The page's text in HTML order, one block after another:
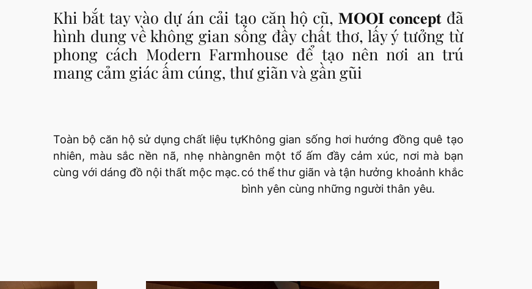
Khi bắt tay vào dự án cải tạo căn hộ cũ, 𝐌𝐎𝐎𝐈 𝐜𝐨𝐧𝐜𝐞𝐩𝐭 đã
hình dung về không gian sống đầy chất thơ, lấy ý tưởng từ
phong cách Modern Farmhouse để tạo nên nơi an trú
mang cảm giác ấm cúng, thư giãn và gần gũi
Toàn bộ căn hộ sử dụng chất liệu tự
nhiên, màu sắc nền nã, nhẹ nhàng
cùng với dáng đồ nội thất mộc mạc.
Không gian sống hơi hướng đồng quê tạo
nên một tổ ấm đầy cảm xúc, nơi mà bạn
có thể thư giãn và tận hưởng khoảnh khắc
bình yên cùng những người thân yêu.